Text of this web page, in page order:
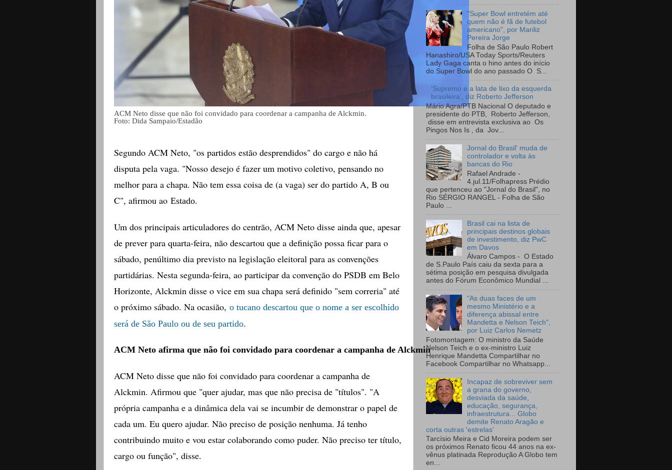
ACM Neto disse que não foi convidado para coordenar a campanha de Alckmin.
Foto: Dida Sampaio/Estadão
Segundo ACM Neto, "os partidos estão desprendidos" do cargo e não há
disputa pela vaga. "Nosso desejo é fazer um motivo coletivo, pensando no
melhor para a chapa. Não tem essa coisa de (a vaga) ser do partido A, B ou
C", afirmou ao Estado.
Um dos principais articuladores do centrão, ACM Neto disse ainda que, apesar
de prever para quarta-feira, não descartou que a definição possa ficar para o
sábado, penúltimo dia previsto na legislação eleitoral para as convenções
partidárias. Nesta segunda-feira, ao participar da convenção do PSDB em Belo
Horizonte, Alckmin disse o vice em sua chapa será definido "sem correria" até
o próximo sábado. Na ocasião, o tucano descartou que o nome a ser escolhido
será de São Paulo ou de seu partido.
ACM Neto afirma que não foi convidado para coordenar a campanha de Alckmin
ACM Neto disse que não foi convidado para coordenar a campanha de
Alckmin. Afirmou que "quer ajudar, mas que não precisa de "títulos". "A
própria campanha e a dinâmica dela vai se incumbir de demonstrar o papel de
cada um. Eu quero ajudar. Não preciso de posição nenhuma. Já tenho
contribuindo muito e vou estar colaborando como puder. Não preciso ter título,
cargo ou função", disse.
"Super Bowl entretém até
quem não é fã de futebol
americano", por Mariliz
Pereira Jorge
Folha de São Paulo Robert
Hanashiro/USA Today Sports/Reuters
Lady Gaga canta o hino antes do início
do Super Bowl do ano passado O S...
‘Supremo é a lata de lixo da esquerda
brasileira’, diz Roberto Jefferson
Mário Agra/PTB Nacional O deputado e
presidente do PTB, Roberto Jefferson,
disse em entrevista exclusiva ao Os
Pingos Nos Is , da Jov...
Jornal do Brasil' muda de
controlador e volta às
bancas do Rio
Rafael Andrade -
4.jul.11/Folhapress Prédio
que pertenceu ao "Jornal do Brasil", no
Rio SÉRGIO RANGEL - Folha de São
Paulo ...
Brasil cai na lista de
principais destinos globais
de investimento, diz PwC
em Davos
Álvaro Campos - O Estado
de S.Paulo País caiu da sexta para a
sétima posição em pesquisa divulgada
antes do Fórum Econômico Mundial ...
"As duas faces de um
mesmo Ministério e a
diferença abissal entre
Mandetta e Nelson Teich",
por Luiz Carlos Nemetz
Fotomontagem: O ministro da Saúde
Nelson Teich e o ex-ministro Luiz
Henrique Mandetta Compartilhar no
Facebook Compartilhar no Whatsapp...
Incapaz de sobreviver sem
a grana do governo,
desviada da saúde,
educação, segurança,
infraestrutura... Globo
demite Renato Aragão e
corta outras 'estrelas'
Tarcísio Meira e Cid Moreira podem ser
os próximos Renato ficou 44 anos na ex-
vênus platinada Reprodução A Globo tem
en...